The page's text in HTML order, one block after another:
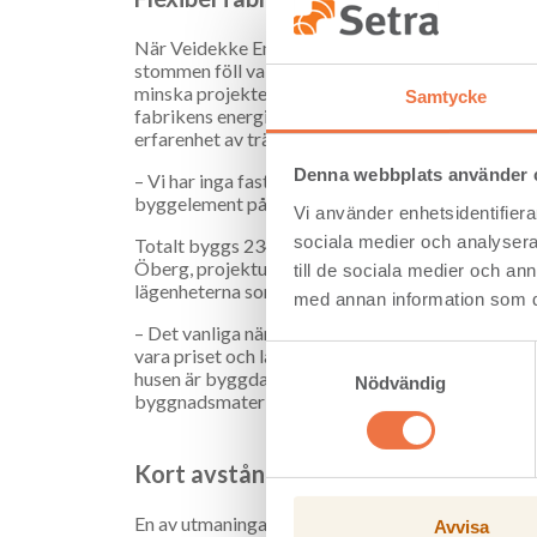
Samtycke
Denna webbplats använder
Vi använder
sociala medier och
till de sociala medier och
med annan information som
Samtyckesval
Nödvändig
Avvisa
När Veidekke Entreprenad, som är
stommen föll valet på Setra tack vare en
minska projektets miljöpåverkan är förstås de
fabrikens energisnåla tillverkningsprocess och
erfarenhet av träproduktion.
– Vi har inga fasta panelbredder i vår
byggelement på ett optimalt sätt och på så sätt
Totalt byggs 234 lägenheter i Cederhusen, som
Öberg, projektutvecklare för Cederhusen,
lägenheterna som kom ut på marknaden såldes
– Det vanliga när man frågar intressenter om
vara priset och läget. Med Cederhusen var det
husen är byggda i trä. Det är roligt att allt fler
byggnadsmaterial utan som en del av en
Kort avstånd ger klimatsmarta och
En av utmaningarna i projektet är att